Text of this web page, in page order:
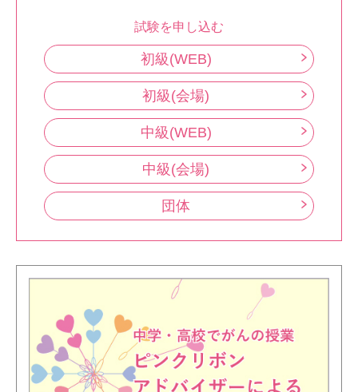
試験を申し込む
初級(WEB)
初級(会場)
中級(WEB)
中級(会場)
団体